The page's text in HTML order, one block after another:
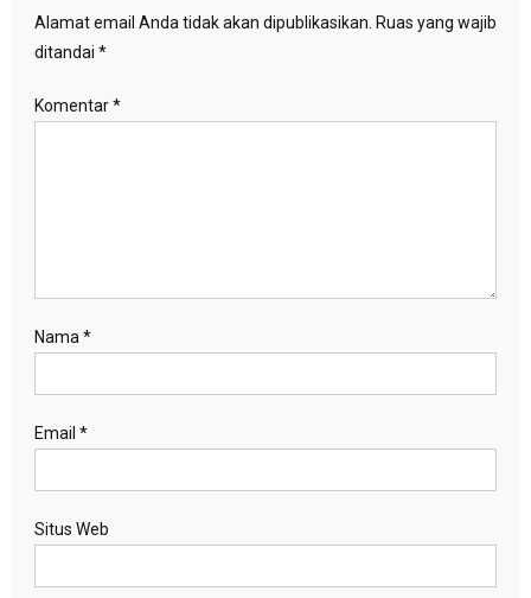
Alamat email Anda tidak akan dipublikasikan. Ruas yang wajib
ditandai *
Komentar*
Nama *
Email *
Situs Web